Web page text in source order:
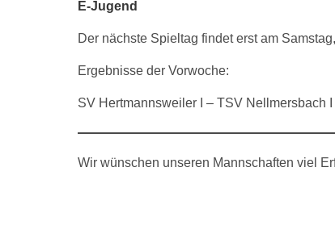
E-Jugend
Der nächste Spieltag findet erst am
Ergebnisse der Vorwoche:
SV Hertmannsweiler I – TSV Nellmersbach
Wir wünschen unseren Mannschaften viel